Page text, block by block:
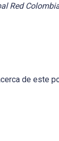
Red
de este